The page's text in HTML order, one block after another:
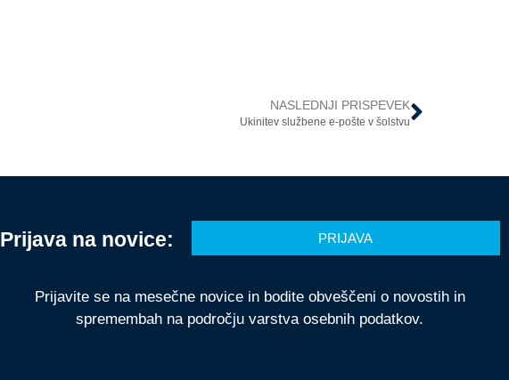
NASLEDNJI PRISPEVEK
Ukinitev službene e-pošte v šolstvu
Prijava na novice: PRIJAVA
Prijavite se na mesečne novice in bodite obveščeni o novostih in
spremembah na področju varstva osebnih podatkov.